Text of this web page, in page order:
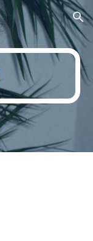
Skip to navigation